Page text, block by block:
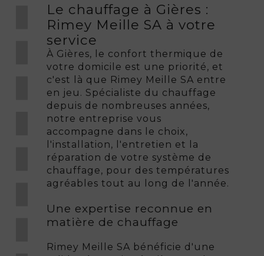
Le chauffage à Gières :
Rimey Meille SA à votre
service
À Gières, le confort thermique de
votre domicile est une priorité, et
c'est là que Rimey Meille SA entre
en jeu. Spécialiste du chauffage
depuis de nombreuses années,
notre entreprise vous
accompagne dans le choix,
l'installation, l'entretien et la
réparation de votre système de
chauffage, pour des températures
agréables tout au long de l'année.
Une expertise reconnue en
matière de chauffage
Rimey Meille SA bénéficie d'une